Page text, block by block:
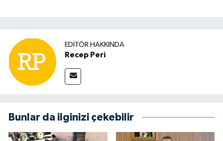
EDITÖR HAKKINDA
Recep Peri
Bunlar da ilginizi çekebilir